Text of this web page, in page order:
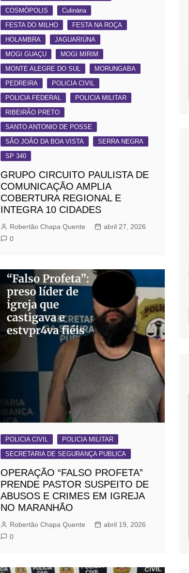
COSMÓPOLIS
Culinária
FESTA DO MILHO
FESTA NA ROÇA
HOLAMBRA
JAGUARIÚNA
MOGI GUAÇU
MOGI MIRIM
MONTE ALEGRE DO SUL
MORUNGABA
PEDREIRA
POLICIA CIVIL
POLICIA FEDERAL
POLICIA MILITAR
RIBEIRÃO PRETO
SANTO ANTONIO DE POSSE
SÃO JOÃO DA BOA VISTA
SERRA NEGRA
SP 340
GRUPO CIRCUITO PAULISTA DE
COMUNICAÇÃO AMPLIA
COBERTURA REGIONAL E
INTEGRA 10 CIDADES
Robertão Chapa Quente
abril 27, 2026
0
POLICIA CIVIL
POLICIA MILITAR
SECRETARIA DE SEGURANÇA PUBLICA
OPERAÇÃO “FALSO PROFETA”
PRENDE PASTOR SUSPEITO DE
ABUSOS E CRIMES EM IGREJA
NO MARANHÃO
Robertão Chapa Quente
abril 19, 2026
0